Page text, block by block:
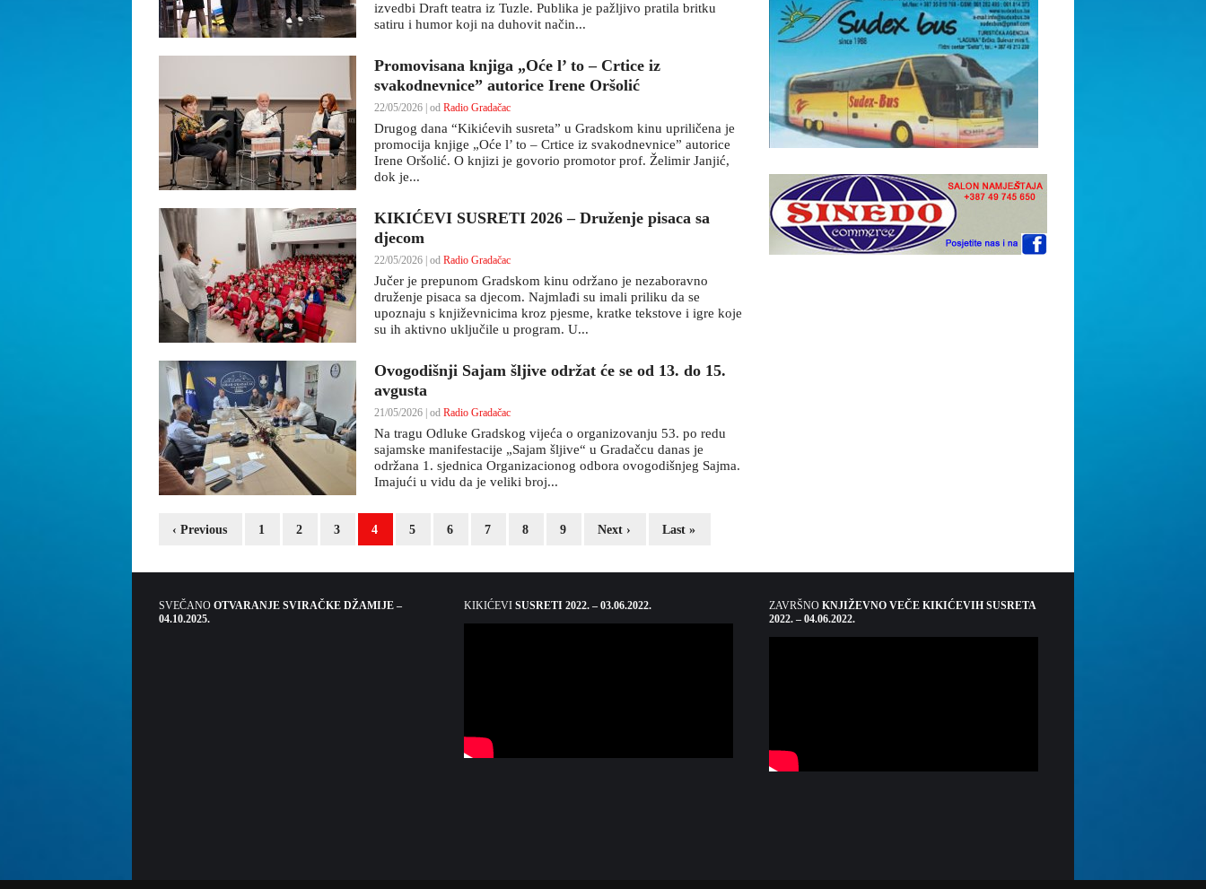
izvedbi Draft teatra iz Tuzle. Publika je pažljivo pratila britku
satiru i humor koji na duhovit način...
Promovisana knjiga „Oće l’ to – Crtice iz
svakodnevnice” autorice Irene Oršolić
22/05/2026 | od Radio Gradačac
Drugog dana “Kikićevih susreta” u Gradskom kinu upriličena je
promocija knjige „Oće l’ to – Crtice iz svakodnevnice” autorice
Irene Oršolić. O knjizi je govorio promotor prof. Želimir Janjić,
dok je...
KIKIĆEVI SUSRETI 2026 – Druženje pisaca sa
djecom
22/05/2026 | od Radio Gradačac
Jučer je prepunom Gradskom kinu održano je nezaboravno
druženje pisaca sa djecom. Najmlađi su imali priliku da se
upoznaju s književnicima kroz pjesme, kratke tekstove i igre koje
su ih aktivno uključile u program. U...
Ovogodišnji Sajam šljive održat će se od 13. do 15.
avgusta
21/05/2026 | od Radio Gradačac
Na tragu Odluke Gradskog vijeća o organizovanju 53. po redu
sajamske manifestacije „Sajam šljive“ u Gradačcu danas je
održana 1. sjednica Organizacionog odbora ovogodišnjeg Sajma.
Imajući u vidu da je veliki broj...
‹ Previous 1 2 3 4 5 6 7 8 9 Next › Last »
SVEČANO OTVARANJE SVIRAČKE DŽAMIJE –
04.10.2025.
KIKIĆEVI SUSRETI 2022. – 03.06.2022. ZAVRŠNO KNJIŽEVNO VEČE KIKIĆEVIH SUSRETA
2022. – 04.06.2022.